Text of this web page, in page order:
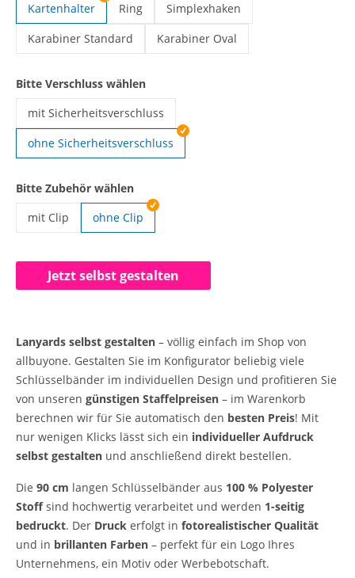
Kartenhalter
Ring
Lanyards selbst gestalten | Ring
Simplexhaken
Lanyards selbst gestalten |
Karabiner Standard
Karabiner Oval
Bitte Verschluss wählen
mit Sicherheitsverschluss
Lanyards selbst gestalten | mit Sicherheitsverschluss
ohne Sicherheitsverschluss
Bitte Zubehör wählen
mit Clip
ohne Clip
Jetzt selbst gestalten
Lanyards selbst gestalten – völlig einfach im Shop von
allbuyone. Gestalten Sie im Konfigurator beliebig viele
Schlüsselbänder im individuellen Design und profitieren Sie
von unseren günstigen Staffelpreisen – im Warenkorb
berechnen wir für Sie automatisch den besten Preis! Mit
nur wenigen Klicks lässt sich ein individueller Aufdruck
selbst gestalten und anschließend direkt bestellen.
Die 90 cm langen Schlüsselbänder aus 100 % Polyester
Stoffsind hochwertig verarbeitet und werden 1-seitig
bedruckt. Der Druck erfolgt in fotorealistischer Qualität
und in brillanten Farben – perfekt für ein Logo Ihres
Unternehmens, ein Motiv oder Werbebotschaft.